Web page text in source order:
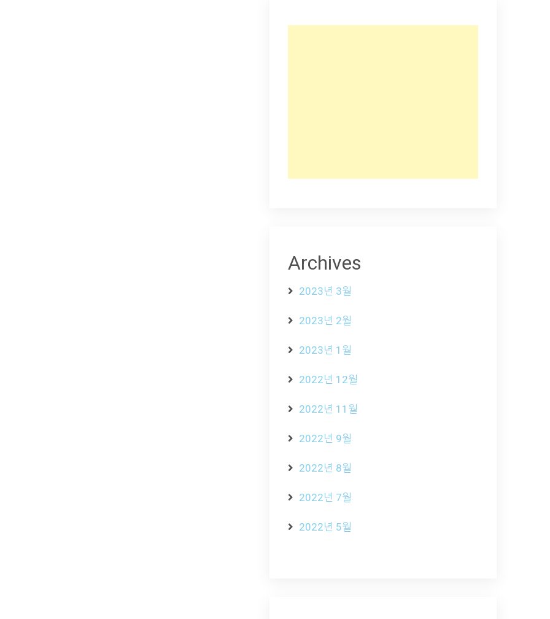
Archives
2023년 3월
2023년 2월
2023년 1월
2022년 12월
2022년 11월
2022년 9월
2022년 8월
2022년 7월
2022년 5월